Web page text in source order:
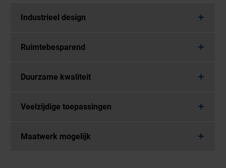
Industrieel design
Ruimtebesparend
Duurzame kwaliteit
Veelzijdige toepassingen
Maatwerk mogelijk